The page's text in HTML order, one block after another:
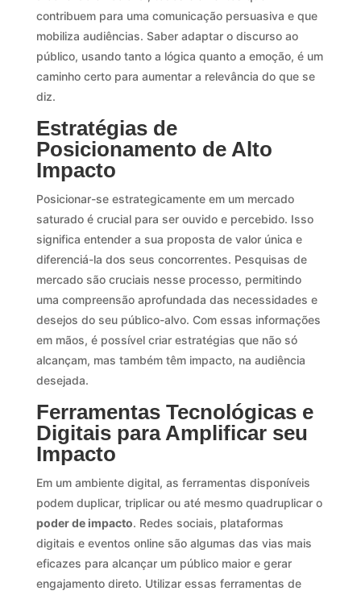
contribuem para uma comunicação persuasiva e que
mobiliza audiências. Saber adaptar o discurso ao
público, usando tanto a lógica quanto a emoção, é um
caminho certo para aumentar a relevância do que se
diz.
Estratégias de
Posicionamento de Alto
Impacto
Posicionar-se estrategicamente em um mercado
saturado é crucial para ser ouvido e percebido. Isso
significa entender a sua proposta de valor única e
diferenciá-la dos seus concorrentes. Pesquisas de
mercado são cruciais nesse processo, permitindo
uma compreensão aprofundada das necessidades e
desejos do seu público-alvo. Com essas informações
em mãos, é possível criar estratégias que não só
alcançam, mas também têm impacto, na audiência
desejada.
Ferramentas Tecnológicas e
Digitais para Amplificar seu
Impacto
Em um ambiente digital, as ferramentas disponíveis
podem duplicar, triplicar ou até mesmo quadruplicar o
poder de impacto. Redes sociais, plataformas
digitais e eventos online são algumas das vias mais
eficazes para alcançar um público maior e gerar
engajamento direto. Utilizar essas ferramentas de